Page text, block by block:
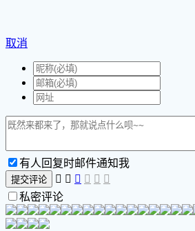
取消
有人回复时邮件通知我
提交评论      
私密评论